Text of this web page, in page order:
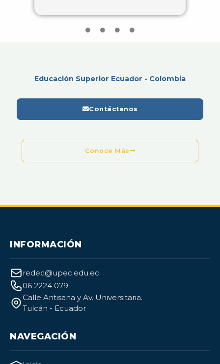
Educación Superior Ecuador - Colombia
Contáctanos
Conoce Más
INFORMACIÓN
redec@upec.edu.ec
06 2224 079
Calle Antisana y Av. Universitaria.
Tulcán - Ecuador
NAVEGACIÓN